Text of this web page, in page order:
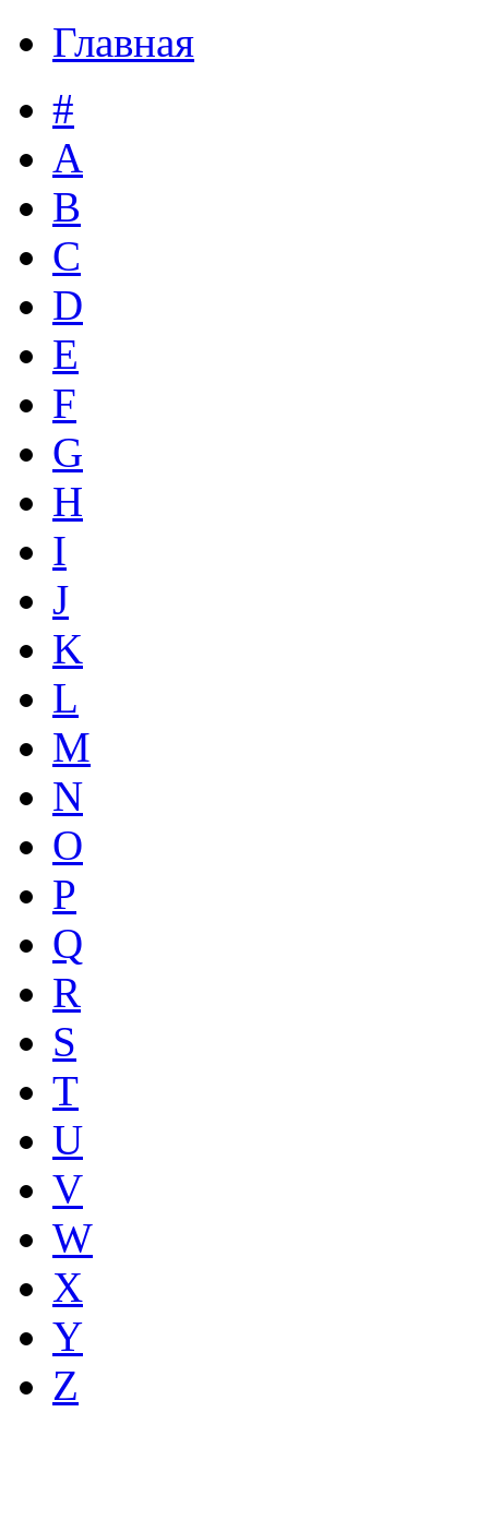
Главная
#
A
B
C
D
E
F
G
H
I
J
K
L
M
N
O
P
Q
R
S
T
U
V
W
X
Y
Z